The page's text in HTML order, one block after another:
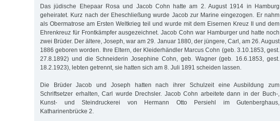
Das jüdische Ehepaar Rosa und Jacob Cohn hatte am 2. August 1914 in Hamburg
geheiratet. Kurz nach der Eheschließung wurde Jacob zur Marine eingezogen. Er nahm
als Obermatrose am Ersten Weltkrieg teil und wurde mit dem Eisernen Kreuz II und dem
Ehrenkreuz für Frontkämpfer ausgezeichnet. Jacob Cohn war Hamburger und hatte noch
zwei Brüder. Der ältere, Joseph, war am 29. Januar 1880, der jüngere, Carl, am 26. August
1886 geboren worden. Ihre Eltern, der Kleiderhändler Marcus Cohn (geb. 3.10.1853, gest.
27.8.1892) und die Schneiderin Josephine Cohn, geb. Wagner (geb. 16.6.1853, gest.
18.2.1923), lebten getrennt, sie hatten sich am 8. Juli 1891 scheiden lassen.
Die Brüder Jacob und Joseph hatten nach ihrer Schulzeit eine Ausbildung zum
Schriftsetzer erhalten, Carl wurde Drechsler. Jacob Cohn arbeitete dann in der Buch-,
Kunst- und Steindruckerei von Hermann Otto Persiehl im Gutenberghaus,
Katharinenbrücke 2.